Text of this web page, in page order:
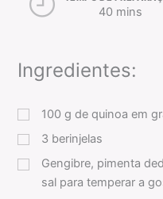
40 mins
Ingredientes:
100 g de quinoa em
3 berinjelas
Gengibre, pimenta
sal para temperar a